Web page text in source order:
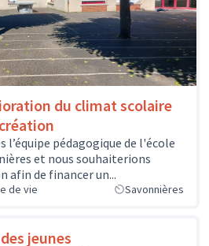
du climat scolaire
l’équipe pédagogique de l'école
et nous souhaiterions
afin de financer un...
de vie Savonnières
jeunes